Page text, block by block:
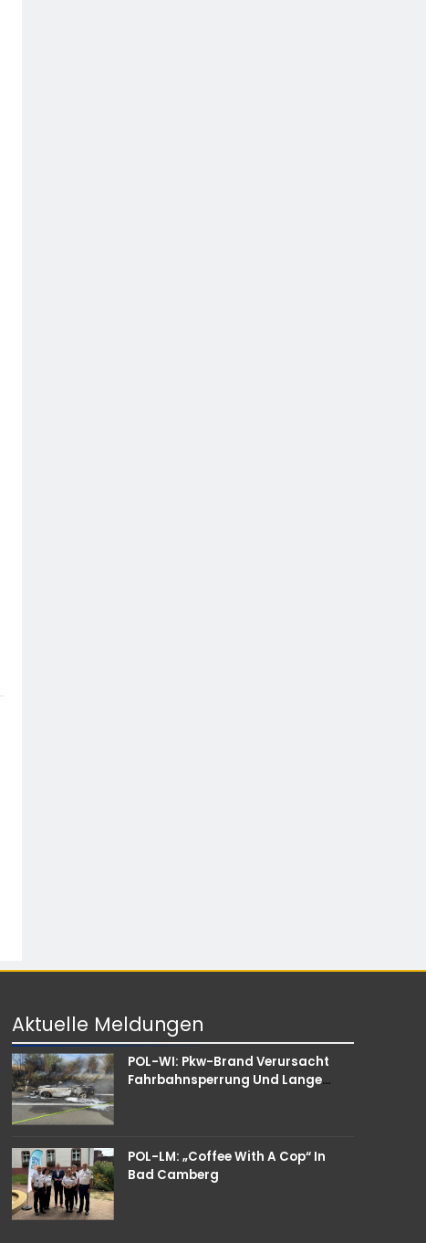
Aktuelle Meldungen
POL-WI: Pkw-Brand Verursacht
Fahrbahnsperrung Und Lange
POL-LM: „Coffee With A Cop“ In
Bad Camberg